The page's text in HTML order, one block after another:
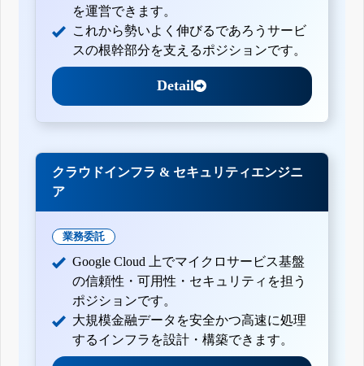
を運営できます。
これから勢いよく伸びるであろうサービ
スの根幹部分を支えるポジションです。
Detail
クラウドインフラ & セキュリティエンジニ
ア
業務委託
Google Cloud 上でマイクロサービス基盤
の信頼性・可用性・セキュリティを担う
ポジションです。
大規模金融データを安全かつ高速に処理
するインフラを設計・構築できます。